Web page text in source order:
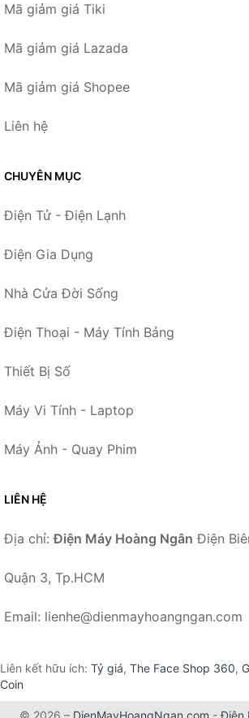
Mã giảm giá Tiki
Mã giảm giá Lazada
Mã giảm giá Shopee
Liên hệ
CHUYÊN MỤC
Điện Tử - Điện Lạnh
Điện Gia Dụng
Nhà Cửa Đời Sống
Điện Thoại - Máy Tính Bảng
Thiết Bị Số
Máy Vi Tính - Laptop
Máy Ảnh - Quay Phim
LIÊN HỆ
Địa chỉ:Điện Máy Hoàng Ngân Điện
Quận 3, Tp.HCM
Email: lienhe@dienmayhoangngan.com
Liên kết hữu ích: Tỷ giá, The Face Shop 360,
Coin
© 2026 – DienMayHoangNgan.com -Điện